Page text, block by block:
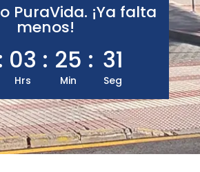
PuraVida. ¡Ya falta
menos!
03
Hrs
: 25
Min
: 30
Seg